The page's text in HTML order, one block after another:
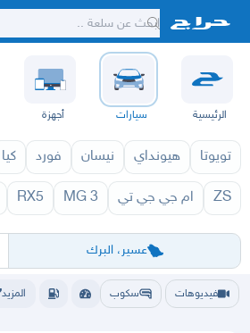
الرئيسية سيارات أجهزة
تويوتا هيونداي نيسان فورد كيا
ZS ام جي جي تي MG 3
RX5
عسير، البرك
الرياض جدهمكه ينبعحفر الباطن
فيديوهات سكوب المزيد